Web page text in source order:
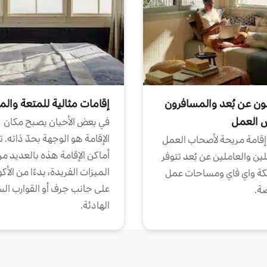
عن بُعد والمسافرون
العمل
مريحة لأصحاب العمل
والعاملين عن بُعد تتوفر
واي فاي ومساحات عمل
إقامات مثالية للمتعة
في بعض الأحيان يصبح مكان
الإقامة هو الوجهة بحدّ
أماكن الإقامة هذه بالعديد
الميزات الفريدة، بدءًا من
على جانب جرف أو القوارب
الهادئة.